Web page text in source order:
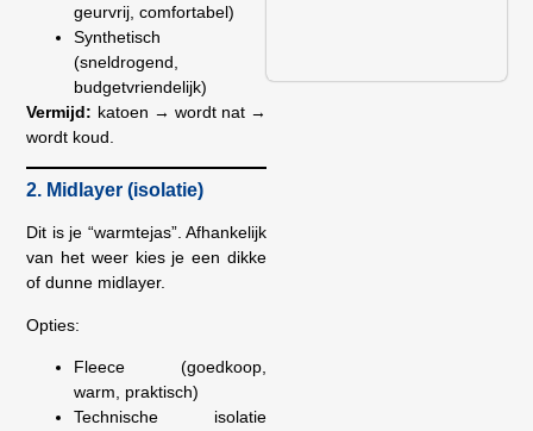
geurvrij, comfortabel)
Synthetisch
(sneldrogend,
budgetvriendelijk)
Vermijd: katoen → wordt nat →
wordt koud.
2. Midlayer (isolatie)
Dit is je “warmtejas”. Afhankelijk
van het weer kies je een dikke
of dunne midlayer.
Opties:
Fleece (goedkoop,
warm, praktisch)
Technische isolatie